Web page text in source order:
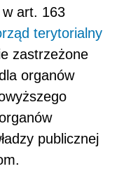
art. 163
terytorialny
zastrzeżone
organów
publicznej